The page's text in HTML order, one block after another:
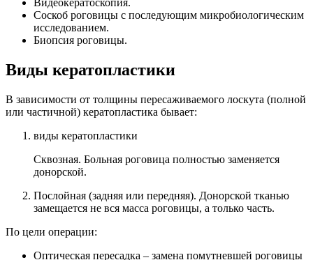
Соскоб роговицы с последующим микробиологическим
исследованием.
Биопсия роговицы.
Виды кератопластики
В зависимости от толщины пересаживаемого лоскута (полной
или частичной) кератопластика бывает:
виды кератопластики
Сквозная. Больная роговица полностью заменяется
донорской.
Послойная (задняя или передняя). Донорской тканью
замещается не вся масса роговицы, а только часть.
По цели операции:
Оптическая пересадка – замена помутневшей роговицы